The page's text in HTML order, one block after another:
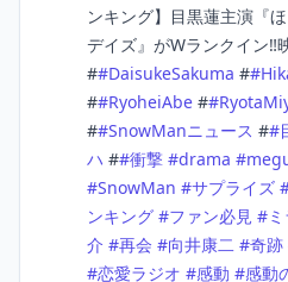
ンキング】目黒蓮主演『
デイズ』がWランクイン‼️
##DaisukeSakuma ##
##RyoheiAbe ##
##SnowManニュース ##
ハ ##衝撃 #drama #
#SnowMan #サプライズ
ンキング #ファン必見 #
介 #再会 #向井康二 #奇跡
#恋愛ラジオ #感動 #感動